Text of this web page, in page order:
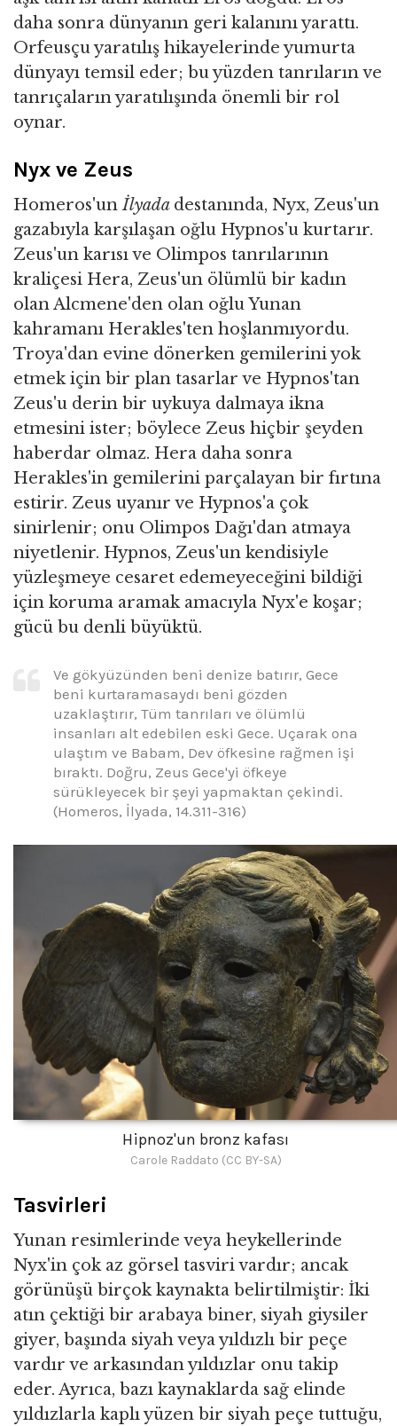
daha sonra dünyanın geri kalanını yarattı.
Orfeusçu yaratılış hikayelerinde yumurta
dünyayı temsil eder; bu yüzden tanrıların ve
tanrıçaların yaratılışında önemli bir rol
oynar.
Nyx ve Zeus
Homeros'unİlyada destanında, Nyx, Zeus'un
gazabıyla karşılaşan oğlu Hypnos'u kurtarır.
Zeus'un karısı ve Olimpos tanrılarının
kraliçesi Hera, Zeus'un ölümlü bir kadın
olan Alcmene'den olan oğlu Yunan
kahramanı Herakles'ten hoşlanmıyordu.
Troya'dan evine dönerken gemilerini yok
etmek için bir plan tasarlar ve Hypnos'tan
Zeus'u derin bir uykuya dalmaya ikna
etmesini ister; böylece Zeus hiçbir şeyden
haberdar olmaz. Hera daha sonra
Herakles'in gemilerini parçalayan bir fırtına
estirir. Zeus uyanır ve Hypnos'a çok
sinirlenir; onu Olimpos Dağı'dan atmaya
niyetlenir. Hypnos, Zeus'un kendisiyle
yüzleşmeye cesaret edemeyeceğini bildiği
için koruma aramak amacıyla Nyx'e koşar;
gücü bu denli büyüktü.
Ve gökyüzünden beni denize batırır, Gece
beni kurtaramasaydı beni gözden
uzaklaştırır, Tüm tanrıları ve ölümlü
insanları alt edebilen eski Gece. Uçarak ona
ulaştım ve Babam, Dev öfkesine rağmen işi
bıraktı. Doğru, Zeus Gece'yi öfkeye
sürükleyecek bir şeyi yapmaktan çekindi.
(Homeros, İlyada, 14.311-316)
Hipnoz'un bronz kafası
Carole Raddato (CC BY-SA)
Tasvirleri
Yunan resimlerinde veya heykellerinde
Nyx'in çok az görsel tasviri vardır; ancak
görünüşü birçok kaynakta belirtilmiştir: İki
atın çektiği bir arabaya biner, siyah giysiler
giyer, başında siyah veya yıldızlı bir peçe
vardır ve arkasından yıldızlar onu takip
eder. Ayrıca, bazı kaynaklarda sağ elinde
yıldızlarla kaplı yüzen bir siyah peçe tuttuğu,